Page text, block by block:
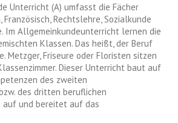
Unterricht (A) umfasst die Fächer
Rechtslehre, Sozialkunde
Im Allgemeinkundeunterricht lernen die
Klassen. Das heißt, der Beruf
Metzger, Friseure oder Floristen sitzen
Dieser Unterricht baut auf
des zweiten
des dritten beruflichen
auf und bereitet auf das